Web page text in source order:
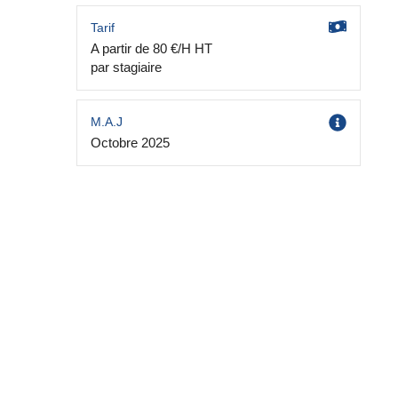
Tarif
A partir de 80 €/H HT
par stagiaire
M.A.J
Octobre 2025